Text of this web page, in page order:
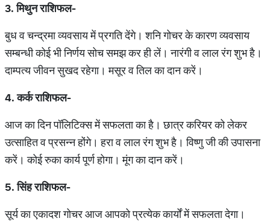
3. मिथुन राशिफल-
बुध व चन्द्रमा व्यवसाय में प्रगति देंगे। शनि गोचर के कारण व्यवसाय
सम्बन्धी कोई भी निर्णय सोच समझ कर ही लें। नारंगी व लाल रंग शुभ है।
दाम्पत्य जीवन सुखद रहेगा। मसूर व तिल का दान करें।
4. कर्क राशिफल-
आज का दिन पॉलिटिक्स में सफलता का है। छात्र करियर को लेकर
उत्साहित व प्रसन्न होंगे। हरा व लाल रंग शुभ है। विष्णु जी की उपासना
करें। कोई रुका कार्य पूर्ण होगा। मूंग का दान करें।
5. सिंह राशिफल-
सूर्य का एकादश गोचर आज आपको प्रत्येक कार्यों में सफलता देगा।